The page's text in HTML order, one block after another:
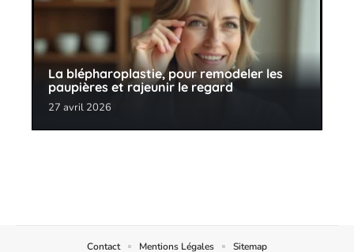
La blépharoplastie, pour remodeler les
paupières et rajeunir le regard
27 avril 2026
Contact Mentions Légales Sitemap